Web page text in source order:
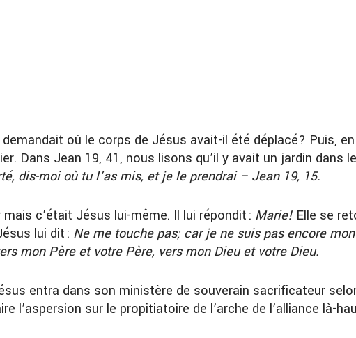
où le corps de Jésus avait-il été déplacé? Puis,
Dans Jean 19, 41, nous lisons qu’il y avait un jardin dans
dis-moi où tu l’as mis, et je le prendrai – Jean 19, 15.
c’était Jésus lui-même. Il lui répondit : Marie! Elle se
lui dit : Ne me touche pas; car je ne suis pas encore
mon Père et votre Père, vers mon Dieu et votre Dieu.
entra dans son ministère de souverain sacrificateur
l’aspersion sur le propitiatoire de l’arche de l’alliance là-